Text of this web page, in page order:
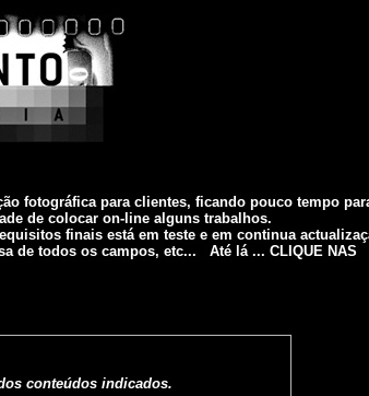
fotográfica para clientes, ficando pouco tempo
de colocar on-line alguns trabalhos.
finais está em teste e em continua
de todos os campos, etc... Até lá ... CLIQUE NAS
conteúdos indicados.